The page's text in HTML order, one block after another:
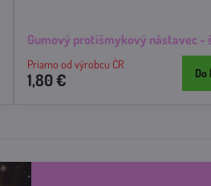
Gumový protišmykový nástavec -
Priamo od výrobcu ČR
1,80 € Do